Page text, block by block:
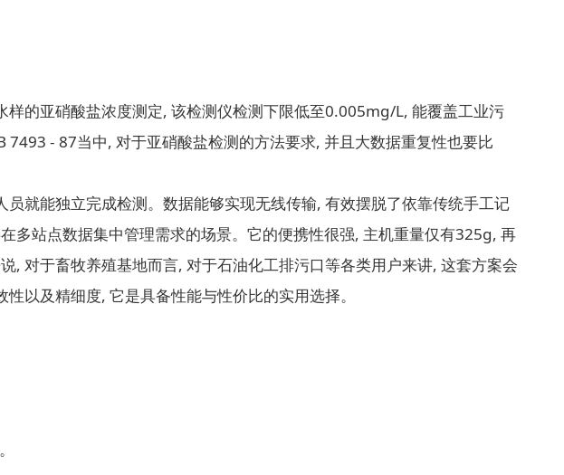
的亚硝酸盐浓度测定, 该检测仪检测下限低至0.005mg/L, 能覆盖工业污
- 87当中, 对于亚硝酸盐检测的方法要求, 并且大数据重复性也要比
就能独立完成检测。数据能够实现无线传输, 有效摆脱了依靠传统手工记
多站点数据集中管理需求的场景。它的便携性很强, 主机重量仅有325g, 再
对于畜牧养殖基地而言, 对于石油化工排污口等各类用户来讲, 这套方案会
以及精细度, 它是具备性能与性价比的实用选择。